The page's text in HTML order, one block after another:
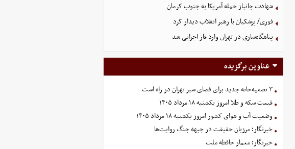
شهادت جانباز حمله آمریکا به جنوب کرمان
فوری/ پزشکیان با رهبر انقلاب دیدار کرد
پناهگاه‌سازی در تهران وارد فاز اجرایی شد
عناوین برگزیده
۳ تصفیه‌خانه جدید برای فضای سبز تهران در راه است
قیمت سکه و طلا امروز یکشنبه ۱۸ مرداد ۱۴۰۵
وضعیت آب و هوای کشور امروز یکشنبه ۱۸ مرداد ۱۴۰۵
خبرنگار؛ مرزبان حقیقت در جبهه جنگ روایت‌ها
خبرنگار؛ معمار حافظه ملت